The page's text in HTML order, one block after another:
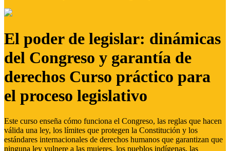
El poder de legislar: dinámicas
del Congreso y garantía de
derechos Curso práctico para
el proceso legislativo
Este curso enseña cómo funciona el Congreso, las reglas que hacen
válida una ley, los límites que protegen la Constitución y los
estándares internacionales de derechos humanos que garantizan que
ninguna ley vulnere a las mujeres, los pueblos indígenas, las